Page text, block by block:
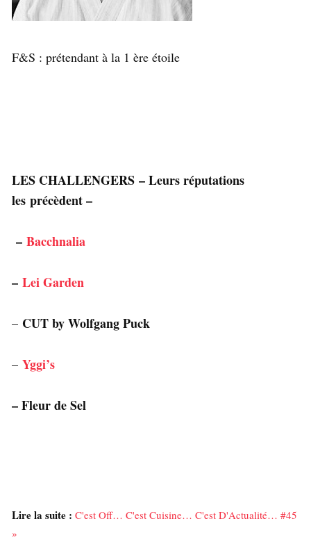
F&S : prétendant à la 1 ère étoile
LES CHALLENGERS – Leurs réputations
les précèdent –
– Bacchnalia
– Lei Garden
– CUT by Wolfgang Puck
– Yggi’s
– Fleur de Sel
Lire la suite : C'est Off… C'est Cuisine… C'est D'Actualité… #45
»